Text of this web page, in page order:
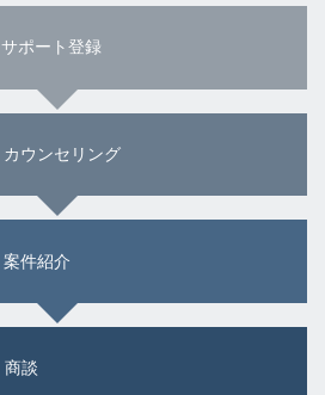
サポート登録
カウンセリング
案件紹介
商談